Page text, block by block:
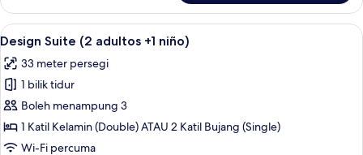
Suite
(3
adultos)
Lihat
semua
foto
untuk
Design
Suite
(2
Peralatan tempat tidur premium, bar
5
Design Suite (2 adultos +1 niño)
33 meter persegi
1 bilik tidur
Boleh menampung 3
1 Katil Kelamin (Double) ATAU 2 Katil Bujang (Single)
Wi-Fi percuma